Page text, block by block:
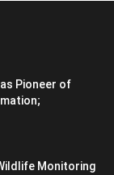
Pioneer of
Monitoring